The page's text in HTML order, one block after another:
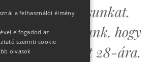
le a voksunkat.
gondolkodtunk, hogy
csúcsmászást 28-ára.
a felhasználói élmény
elfogadod az
szerinti cookie
olvasok